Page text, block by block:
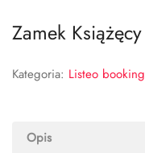
Zamek Książęcy
Kategoria: Listeo booking
Opis